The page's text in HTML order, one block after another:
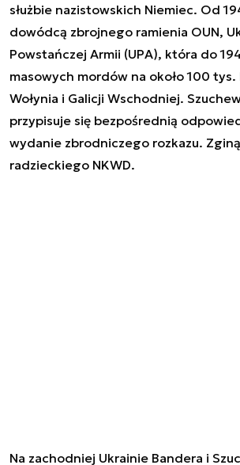
służbie nazistowskich Niemiec. Od
dowódcą zbrojnego ramienia OUN,
Powstańczej Armii (UPA), która do
masowych mordów na około 100 tys.
Wołynia i Galicji Wschodniej.
przypisuje się bezpośrednią
wydanie zbrodniczego rozkazu.
radzieckiego NKWD.
Na zachodniej Ukrainie Bandera i